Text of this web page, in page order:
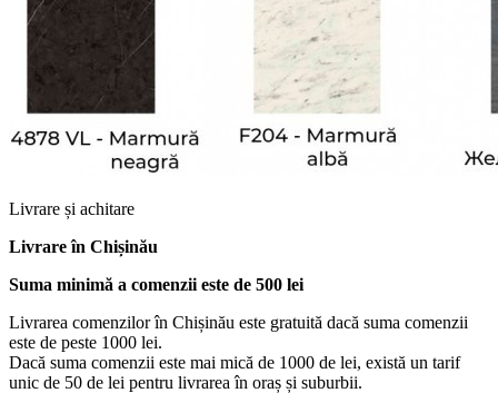
Livrare și achitare
Livrareîn Chișinău
Suma minimă a comenzii este de 500 lei
Livrarea comenzilor în Chișinău este gratuită dacă suma comenzii
este de peste 1000 lei.
Dacă suma comenzii este mai mică de 1000 de lei, există un tarif
unic de 50 de lei pentru livrarea în oraș și suburbii.